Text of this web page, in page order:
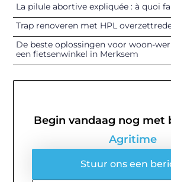
La pilule abortive expliquée : à quoi
Trap renoveren met HPL
De beste oplossingen voor woon-
een fietsenwinkel in Merksem
Begin vandaag nog met
Agritime
Stuur ons een